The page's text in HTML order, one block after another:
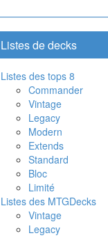
Listes de decks
Listes des tops 8
Commander
Vintage
Legacy
Modern
Extends
Standard
Bloc
Limité
Listes des MTGDecks
Vintage
Legacy